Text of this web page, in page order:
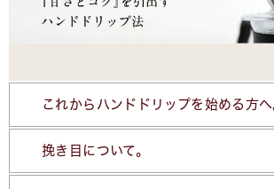
これからハンドドリップを始める方へ
挽き目について。